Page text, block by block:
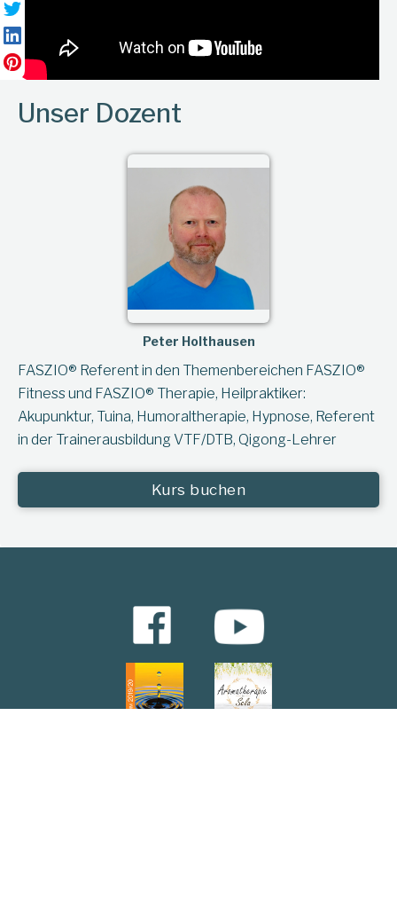
Unser Dozent
Peter Holthausen
FASZIO® Referent in den Themenbereichen FASZIO®
Fitness und FASZIO® Therapie, Heilpraktiker:
Akupunktur, Tuina, Humoraltherapie, Hypnose, Referent
in der Trainerausbildung VTF/DTB, Qigong-Lehrer
Kurs buchen